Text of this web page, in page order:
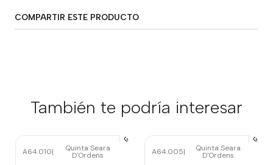
COMPARTIR ESTE PRODUCTO
También te podría interesar
A64.010| Quinta Seara
D'Ordens A64.005| Quinta Seara
D'Ordens